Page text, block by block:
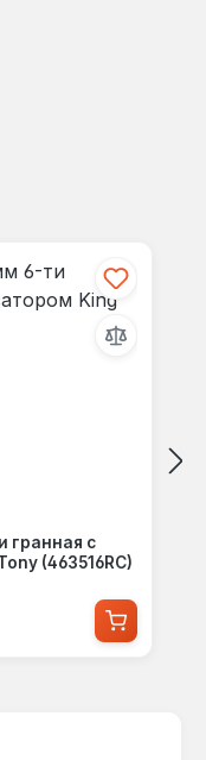
гранная с
(463516RC)